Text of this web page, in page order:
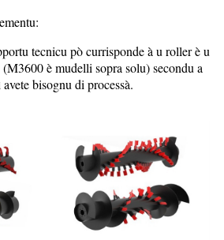
tecnicu pò currisponde à u roller è u
è mudelli sopra solu) secondu a
bisognu di processà.